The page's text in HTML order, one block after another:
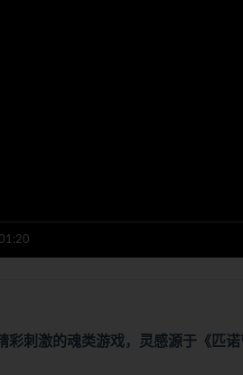
彩刺激的魂类游戏，灵感源于《匹